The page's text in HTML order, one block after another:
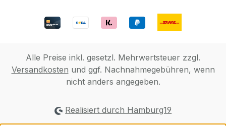
Alle Preise inkl. gesetzl. Mehrwertsteuer zzgl.
Versandkosten und ggf. Nachnahmegebühren, wenn
nicht anders angegeben.
Realisiert durch Hamburg19